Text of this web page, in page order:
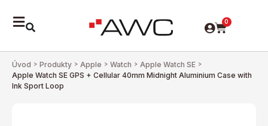
0
Úvod > Produkty > Apple > Watch > Apple Watch SE >
Apple Watch SE GPS + Cellular 40mm Midnight Aluminium Case with
Ink Sport Loop